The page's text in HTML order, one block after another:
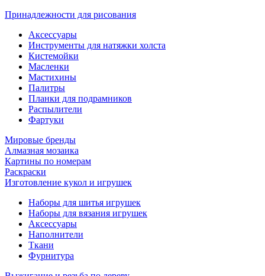
Принадлежности для рисования
Аксессуары
Инструменты для натяжки холста
Кистемойки
Масленки
Мастихины
Палитры
Планки для подрамников
Распылители
Фартуки
Мировые бренды
Алмазная мозаика
Картины по номерам
Раскраски
Изготовление кукол и игрушек
Наборы для шитья игрушек
Наборы для вязания игрушек
Аксессуары
Наполнители
Ткани
Фурнитура